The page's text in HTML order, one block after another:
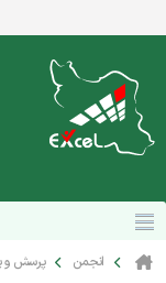
انجمن پرسش و